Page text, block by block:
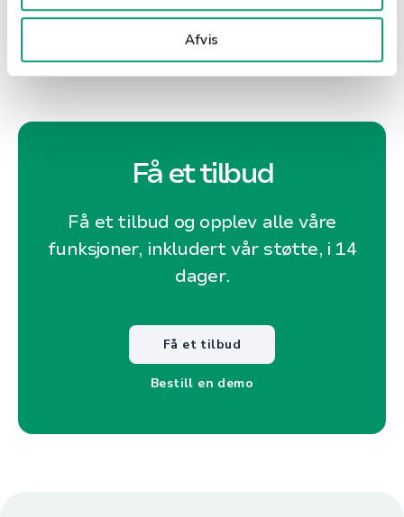
Afvis
Få et tilbud
Få et tilbud og opplev alle våre
funksjoner, inkludert vår støtte, i 14
dager.
Få et tilbud
Bestill en demo